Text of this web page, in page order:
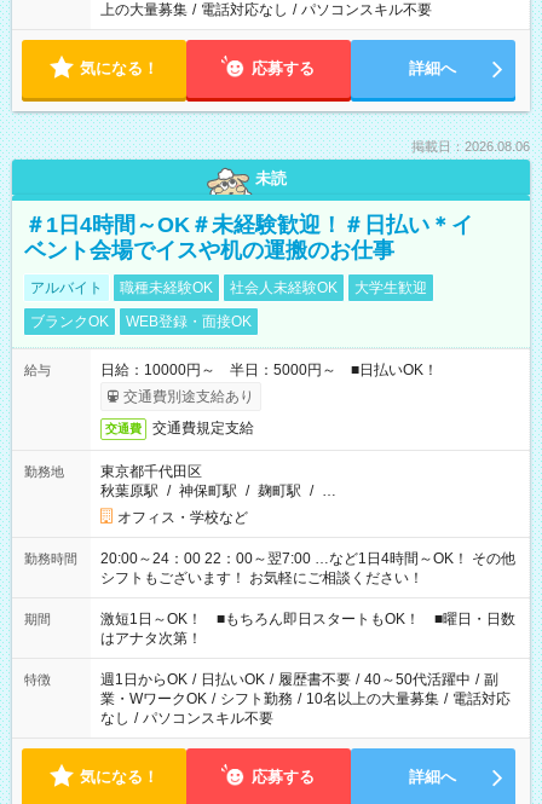
上の大量募集 / 電話対応なし / パソコンスキル不要
気になる！ 応募する 詳細へ
掲載日：2026.08.06
未読
＃1日4時間～OK＃未経験歓迎！＃日払い＊イ
ベント会場でイスや机の運搬のお仕事
アルバイト 職種未経験OK 社会人未経験OK
大学生歓迎
ブランクOK
WEB登録・面接OK
給与
日給：10000円～ 半日：5000円～ ■日払いOK！
交通費別途支給あり
交通費 交通費規定支給
勤務地
東京都千代田区
秋葉原駅 / 神保町駅 / 麹町駅 / …
オフィス・学校など
勤務時間
20:00～24：00 22：00～翌7:00 …など1日4時間～OK！ その他
シフトもございます！ お気軽にご相談ください！
期間
激短1日～OK！ ■もちろん即日スタートもOK！ ■曜日・日数
はアナタ次第！
特徴 週1日からOK / 日払いOK / 履歴書不要 / 40～50代活躍中 / 副
業・WワークOK / シフト勤務 / 10名以上の大量募集 / 電話対応
なし / パソコンスキル不要
気になる！ 応募する 詳細へ